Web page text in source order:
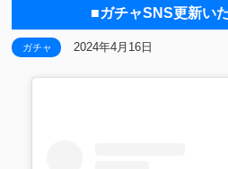
■ガチャSNS更新い
ガチャ 2024年4月16日